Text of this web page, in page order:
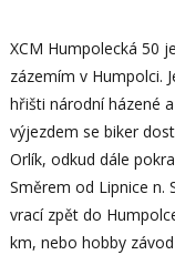
XCM Humpolecká 50
zázemím v Humpolci.
hřišti národní házené
výjezdem se biker
Orlík, odkud dále
Směrem od Lipnice n.
vrací zpět do
km, nebo hobby